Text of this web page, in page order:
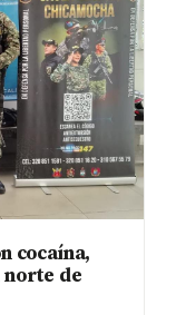
cocaína,
norte de